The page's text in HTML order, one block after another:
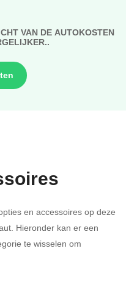
VAN DE AUTOKOSTEN
en accessoires op deze
Hieronder kan er een
te wisselen om